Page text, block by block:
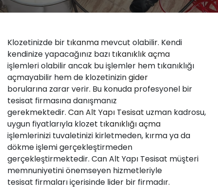
Klozetinizde bir tıkanma mevcut olabilir. Kendi
kendinize yapacağınız bazı tıkanıklıkaçma
işlemleri olabilir ancak bu işlemler hem tıkanıklığı
açmayabilir hem de klozetinizingider
borularına zarar verir. Bu konuda profesyonel bir
tesisat firmasına danışmanız
gerekmektedir. Can Alt Yapı Tesisat uzman kadrosu,
uygun fiyatlarıyla klozet tıkanıklığı açma
işlemlerinizi tuvaletinizi kirletmeden, kırma ya da
dökme işlemi gerçekleştirmeden
gerçekleştirmektedir. Can Alt Yapı Tesisat müşteri
memnuniyetini önemseyen hizmetleriyle
tesisat firmaları içerisinde lider bir firmadır.